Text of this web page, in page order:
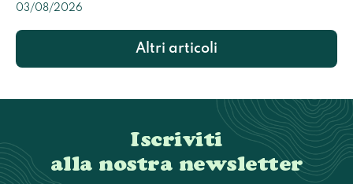
03/08/2026
Altri articoli
Iscriviti
alla nostra newsletter